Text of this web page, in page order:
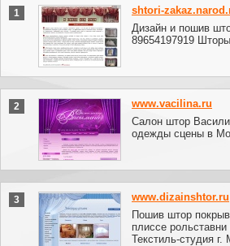
1
shtori-
Дизайн и пошив
89654197919
2
www.vacilina.ru
Салон штор
одежды сцены в
3
www.dizainshtor.ru
Пошив штор
плиссе
Текстиль-студия г.